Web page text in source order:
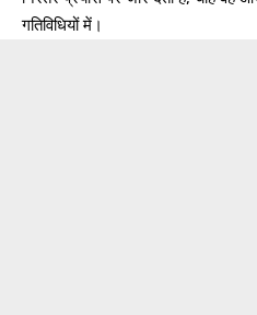
गतिविधियों में।